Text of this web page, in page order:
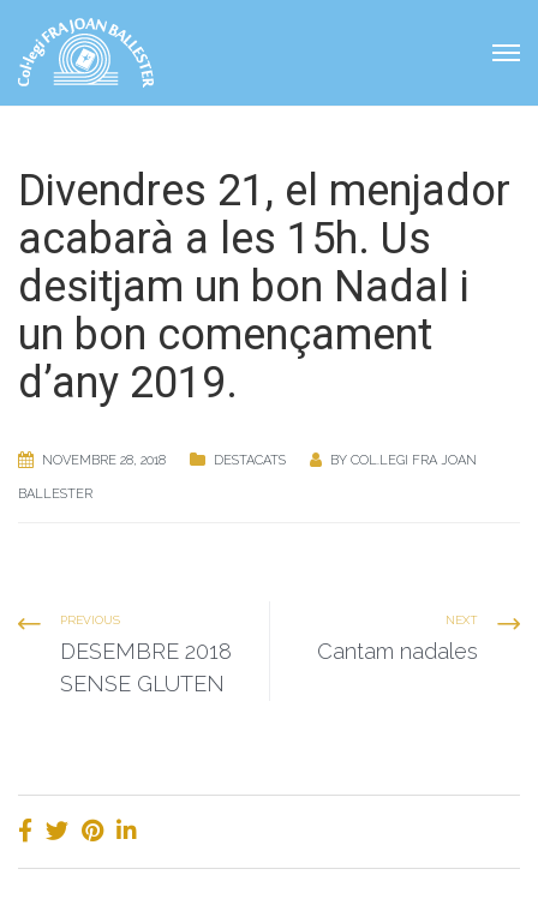
Divendres 21, el menjador
acabarà a les 15h. Us
desitjam un bon Nadal i
un bon començament
d’any 2019.
NOVEMBRE 28, 2018 DESTACATS BY COL.LEGI FRA JOAN
BALLESTER
PREVIOUS
DESEMBRE 2018
SENSE GLUTEN
NEXT
Cantam nadales